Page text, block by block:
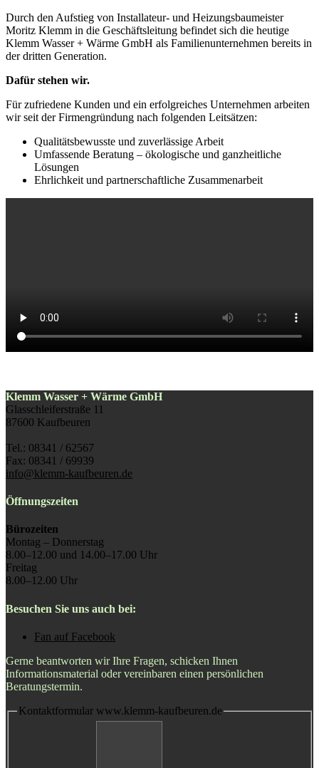
Durch den Aufstieg von Installateur- und Heizungsbaumeister
Moritz Klemm in die Geschäftsleitung befindet sich die heutige
Klemm Wasser + Wärme GmbH als Familienunternehmen bereits in
der dritten Generation.
Dafür stehen wir.
Für zufriedene Kunden und ein erfolgreiches Unternehmen arbeiten
wir seit der Firmengründung nach folgenden Leitsätzen:
Qualitätsbewusste und zuverlässige Arbeit
Umfassende Beratung – ökologische und ganzheitliche
Lösungen
Ehrlichkeit und partnerschaftliche Zusammenarbeit
Klemm Wasser + Wärme GmbH
Glasschleiferstraße 11
87600 Kaufbeuren
Tel.: 08341 / 62567
Fax: 08341 / 69939
info@klemm-kaufbeuren.de
Öffnungszeiten
Bürozeiten
Montag – Donnerstag
8.00–12.00 und 14.00–17.00 Uhr
Freitag
8.00–12.00 Uhr
Besuchen Sie uns auch bei:
Fan auf Facebook
Gerne beantworten wir Ihre Fragen, schicken Ihnen
Informationsmaterial oder vereinbaren einen persönlichen
Beratungstermin.
Kontaktformular www.klemm-kaufbeuren.de